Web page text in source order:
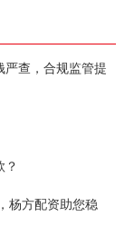
查，合规监管提
？
杨方配资助您稳